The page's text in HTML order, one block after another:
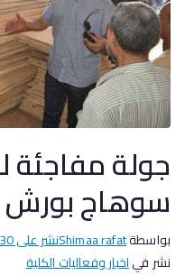
جولة
سوهاج بورش
بواسطةShimaa rafatنشر على30 يوليو,
نشر فياخبار وفعاليات الكلية